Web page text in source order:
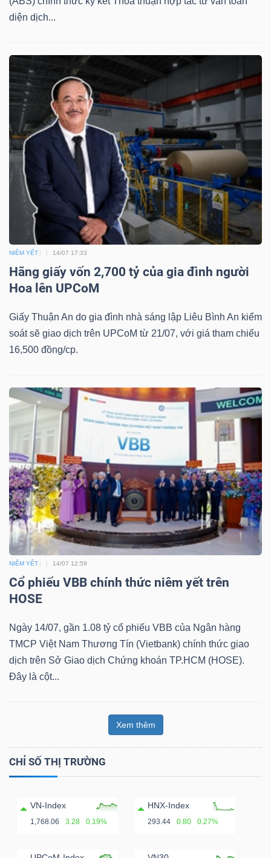
diện dịch...
NIÊM YẾT 14/07 17:33
Hãng giấy vốn 2,700 tỷ của gia đình người
Hoa lên UPCoM
Giấy Thuận An do gia đình nhà sáng lập Liêu Bình An kiểm
soát sẽ giao dịch trên UPCoM từ 21/07, với giá tham chiếu
16,500 đồng/cp.
NIÊM YẾT 14/07 12:59
Cổ phiếu VBB chính thức niêm yết trên
HOSE
Ngày 14/07, gần 1.08 tỷ cổ phiếu VBB của Ngân hàng
TMCP Việt Nam Thương Tín (Vietbank) chính thức giao
dịch trên Sở Giao dịch Chứng khoán TP.HCM (HOSE).
Đây là cột...
Xem thêm
CHỈ SỐ THỊ TRƯỜNG
VN-Index
1,768.06 3.28 0.19%
HNX-Index
293.44 0.80 0.27%
(-)
Dịch
vụ
(-)
Đào
Sách
tài
chính
Công
cụ
Truyền
thông
tài
chính
Dữ
liệu
tài